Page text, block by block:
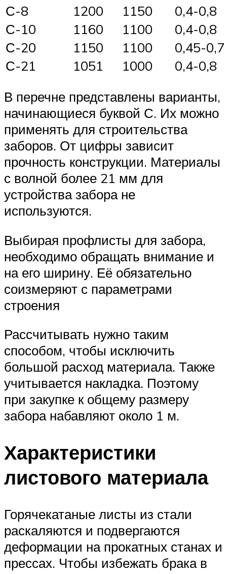
С-8 1200 1150
0,4-0,8
С-10
1160 1100
0,4-0,8
С-20
1150 1100
0,45-0,7
С-21
1051 1000
0,4-0,8
В перечне представлены варианты,
начинающиеся буквой С. Их можно
применять для строительства
заборов. От цифры зависит
прочность конструкции. Материалы
с волной более 21 мм для
устройства забора не
используются.
Выбирая профлисты для забора,
необходимо обращать внимание и
на его ширину. Её обязательно
соизмеряют с параметрами
строения
Рассчитывать нужно таким
способом, чтобы исключить
большой расход материала. Также
учитывается накладка. Поэтому
при закупке к общему размеру
забора набавляют около 1 м.
Характеристики
листового материала
Горячекатаные листы из стали
раскаляются и подвергаются
деформации на прокатных станах и
прессах. Чтобы избежать брака в